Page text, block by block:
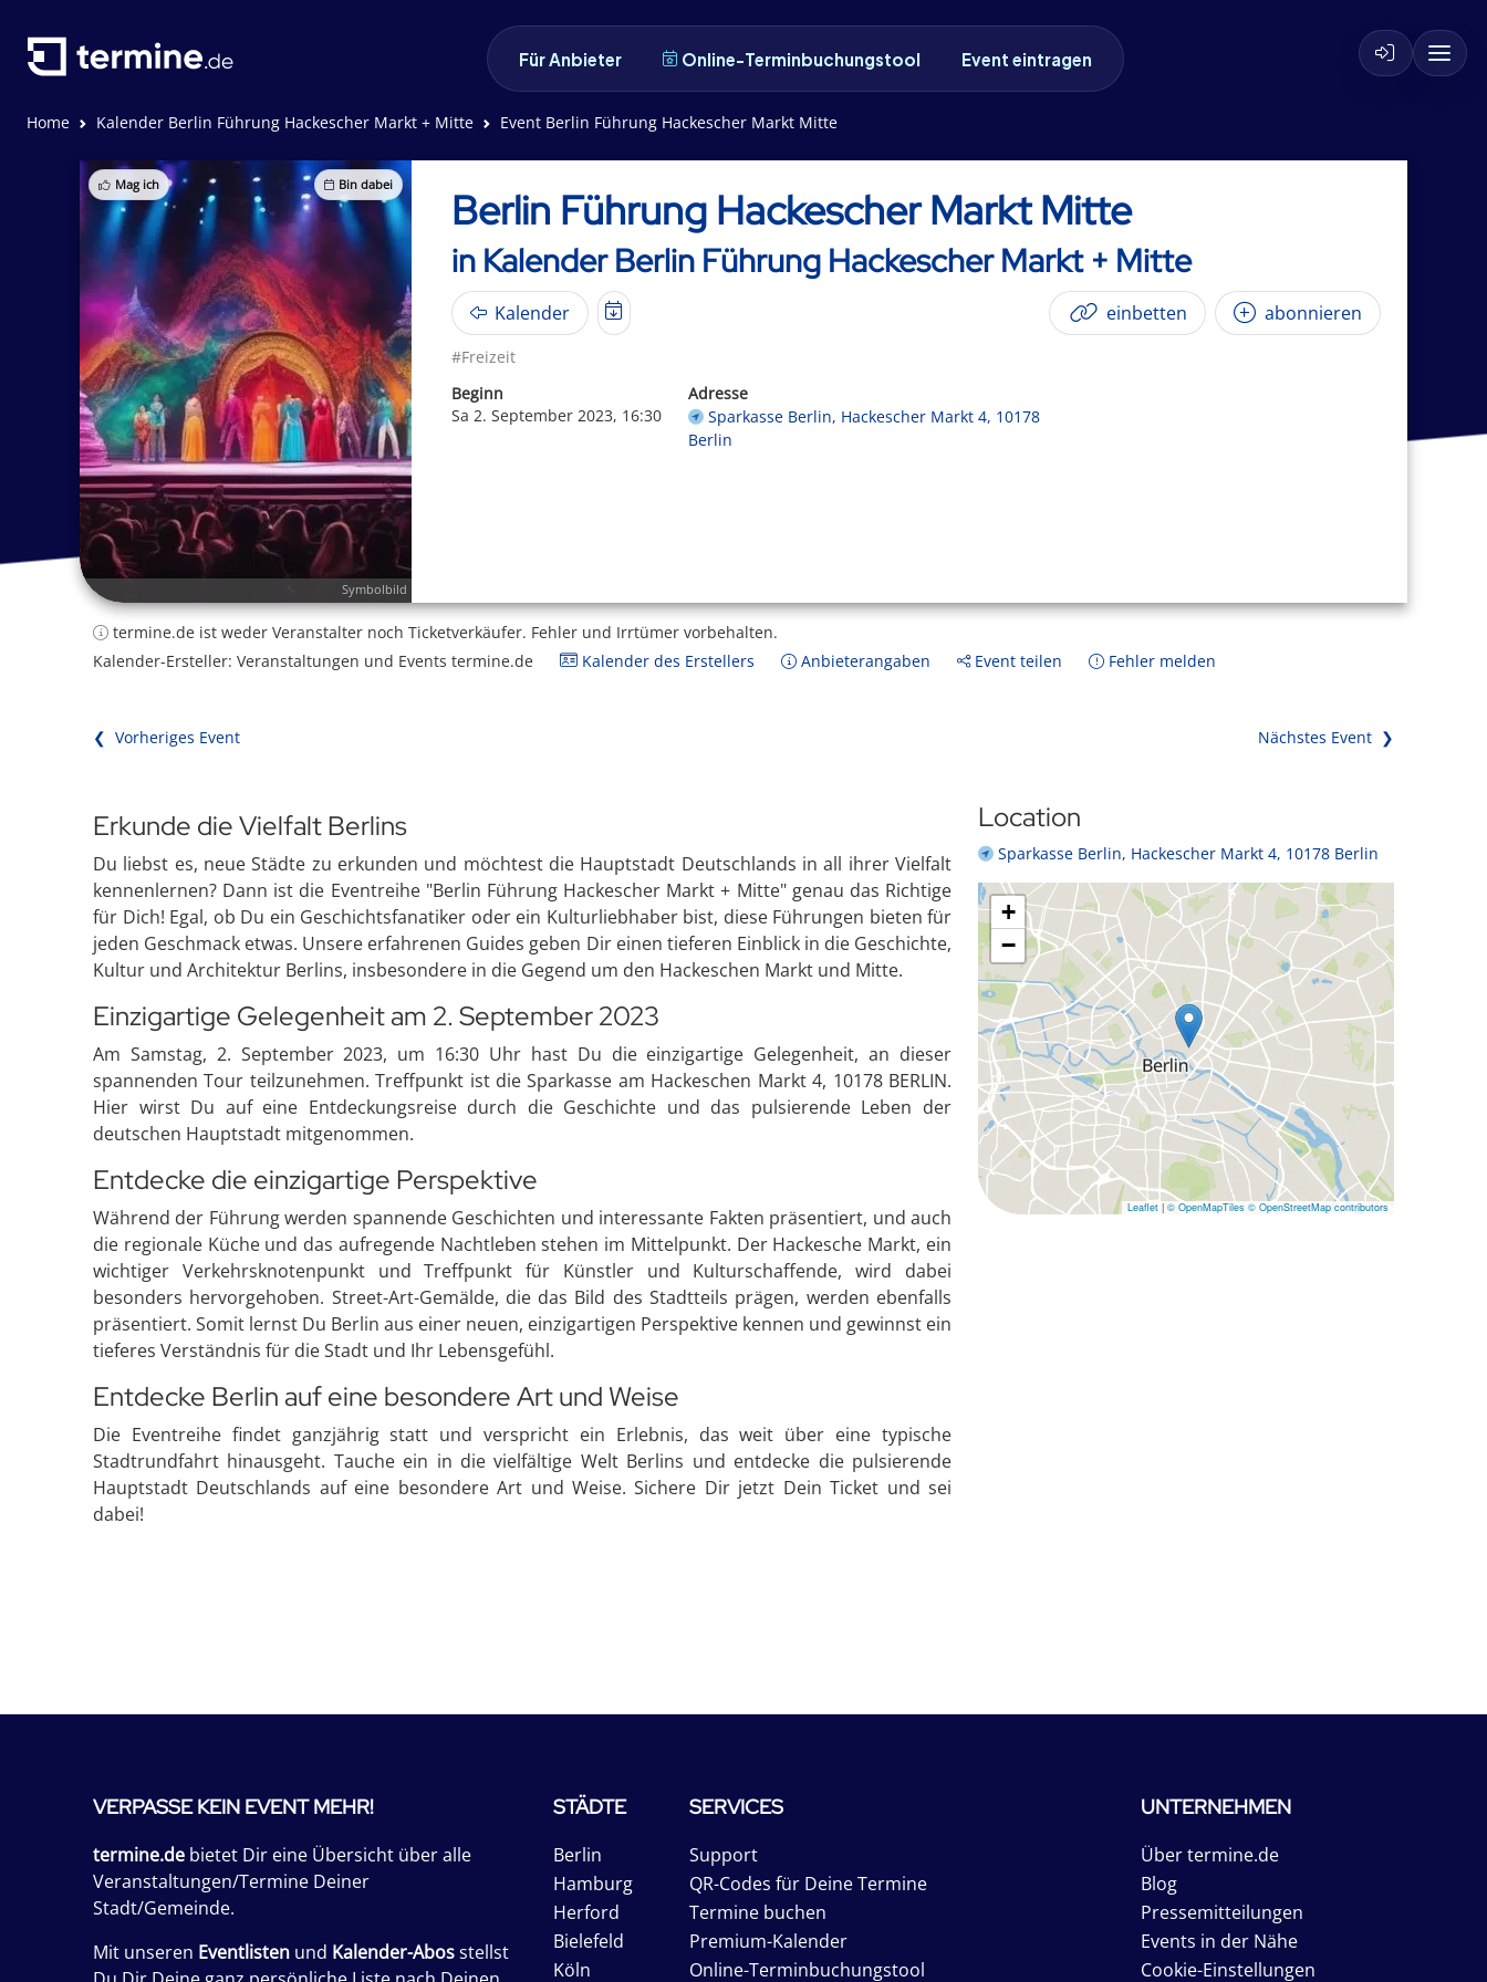
Für Anbieter Online-Terminbuchungstool Event eintragen
Home Kalender Berlin Führung Hackescher Markt + Mitte Event Berlin Führung Hackescher Markt Mitte
Mag ich Bin dabei
Symbolbild
Berlin Führung Hackescher Markt Mitte
in Kalender Berlin Führung Hackescher Markt + Mitte
Kalender einbetten abonnieren
#Freizeit
Beginn
Sa 2. September 2023, 16:30
Adresse
Sparkasse Berlin, Hackescher Markt 4, 10178
Berlin
termine.de ist weder Veranstalter noch Ticketverkäufer. Fehler und Irrtümer vorbehalten.
Kalender-Ersteller: Veranstaltungen und Events termine.de
Kalender des Erstellers Anbieterangaben Event teilen Fehler melden
❮ Vorheriges Event Nächstes Event ❯
Erkunde die Vielfalt Berlins
Du liebst es, neue Städte zu erkunden und möchtest die Hauptstadt Deutschlands in all ihrer Vielfalt
kennenlernen? Dann ist die Eventreihe "Berlin Führung Hackescher Markt + Mitte" genau das Richtige
für Dich! Egal, ob Du ein Geschichtsfanatiker oder ein Kulturliebhaber bist, diese Führungen bieten für
jeden Geschmack etwas. Unsere erfahrenen Guides geben Dir einen tieferen Einblick in die Geschichte,
Kultur und Architektur Berlins, insbesondere in die Gegend um den Hackeschen Markt und Mitte.
Einzigartige Gelegenheit am 2. September 2023
Am Samstag, 2. September 2023, um 16:30 Uhr hast Du die einzigartige Gelegenheit, an dieser
spannenden Tour teilzunehmen. Treffpunkt ist die Sparkasse am Hackeschen Markt 4, 10178 BERLIN.
Hier wirst Du auf eine Entdeckungsreise durch die Geschichte und das pulsierende Leben der
deutschen Hauptstadt mitgenommen.
Entdecke die einzigartige Perspektive
Während der Führung werden spannende Geschichten und interessante Fakten präsentiert, und auch
die regionale Küche und das aufregende Nachtleben stehen im Mittelpunkt. Der Hackesche Markt, ein
wichtiger Verkehrsknotenpunkt und Treffpunkt für Künstler und Kulturschaffende, wird dabei
besonders hervorgehoben. Street-Art-Gemälde, die das Bild des Stadtteils prägen, werden ebenfalls
präsentiert. Somit lernst Du Berlin aus einer neuen, einzigartigen Perspektive kennen und gewinnst ein
tieferes Verständnis für die Stadt und Ihr Lebensgefühl.
Entdecke Berlin auf eine besondere Art und Weise
Die Eventreihe findet ganzjährig statt und verspricht ein Erlebnis, das weit über eine typische
Stadtrundfahrt hinausgeht. Tauche ein in die vielfältige Welt Berlins und entdecke die pulsierende
Hauptstadt Deutschlands auf eine besondere Art und Weise. Sichere Dir jetzt Dein Ticket und sei
dabei!
Location
Sparkasse Berlin, Hackescher Markt 4, 10178 Berlin
+
−
Leaflet | © OpenMapTiles © OpenStreetMap contributors
VERPASSE KEIN EVENT MEHR!
termine.de bietet Dir eine Übersicht über alle
Veranstaltungen/Termine Deiner
Stadt/Gemeinde.
Mit unseren Eventlisten und Kalender-Abosstellst
STÄDTE
Berlin
Hamburg
Herford
Bielefeld
Köln
SERVICES
Support
QR-Codes für Deine Termine
Termine buchen
Premium-Kalender
Online-Terminbuchungstool
UNTERNEHMEN
Über termine.de
Blog
Pressemitteilungen
Events in der Nähe
Cookie-Einstellungen